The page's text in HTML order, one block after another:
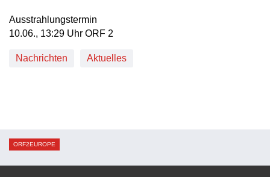
Ausstrahlungstermin
10. Juni, 13:29 Uhr in ORF 2
10.06., 13:29 Uhr ORF 2
Nachrichten Aktuelles
ORF2EUROPE